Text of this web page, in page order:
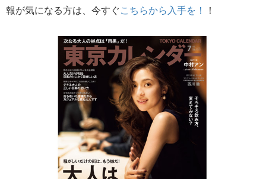
報が気になる方は、今すぐこちらから入手を！ ！